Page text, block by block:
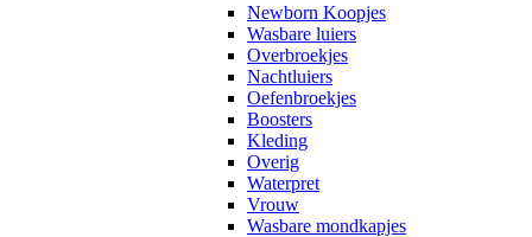
Newborn Koopjes
Wasbare luiers
Overbroekjes
Nachtluiers
Oefenbroekjes
Boosters
Kleding
Overig
Waterpret
Vrouw
Wasbare mondkapjes